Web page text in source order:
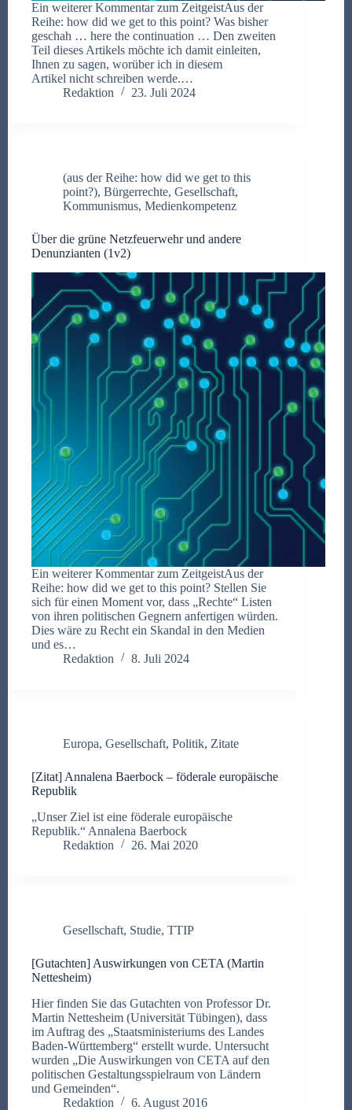
Ein weiterer Kommentar zum ZeitgeistAus der
Reihe: how did we get to this point? Was bisher
geschah … here the continuation … Den zweiten
Teil dieses Artikels möchte ich damit einleiten,
Ihnen zu sagen, worüber ich in diesem
Artikel nicht schreiben werde.…
Redaktion
23. Juli 2024
(aus der Reihe: how did we get to this
point?), Bürgerrechte, Gesellschaft,
Kommunismus, Medienkompetenz
Über die grüne Netzfeuerwehr und andere
Denunzianten (1v2)
Ein weiterer Kommentar zum ZeitgeistAus der
Reihe: how did we get to this point? Stellen Sie
sich für einen Moment vor, dass „Rechte“ Listen
von ihren politischen Gegnern anfertigen würden.
Dies wäre zu Recht ein Skandal in den Medien
und es…
Redaktion
8. Juli 2024
Europa, Gesellschaft, Politik, Zitate
[Zitat] Annalena Baerbock – föderale europäische
Republik
„Unser Ziel ist eine föderale europäische
Republik.“ Annalena Baerbock
Redaktion
26. Mai 2020
Gesellschaft, Studie, TTIP
[Gutachten] Auswirkungen von CETA (Martin
Nettesheim)
Hier finden Sie das Gutachten von Professor Dr.
Martin Nettesheim (Universität Tübingen), dass
im Auftrag des „Staatsministeriums des Landes
Baden-Württemberg“ erstellt wurde. Untersucht
wurden „Die Auswirkungen von CETA auf den
politischen Gestaltungsspielraum von Ländern
und Gemeinden“.
Redaktion
6. August 2016